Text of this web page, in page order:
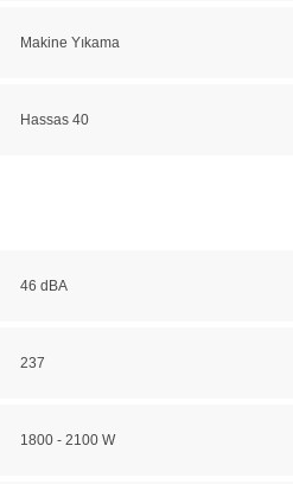
Makine Yıkama
Hassas 40
46 dBA
237
1800 - 2100 W